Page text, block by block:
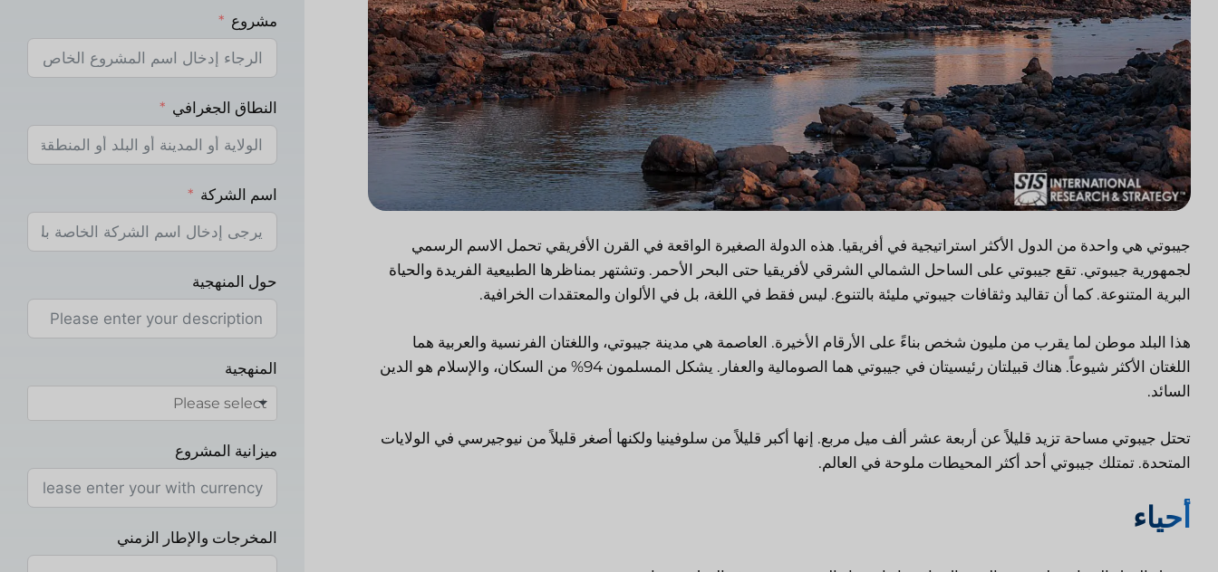
جيبوتي هي واحدة من الدول الأكثر استراتيجية في أفريقيا. هذه الدولة الصغيرة الواقعة في القرن الأفريقي تحمل الاسم الرسمي
لجمهورية جيبوتي. تقع جيبوتي على الساحل الشمالي الشرقي لأفريقيا حتى البحر الأحمر. وتشتهر بمناظرها الطبيعية الفريدة والحياة
البرية المتنوعة. كما أن تقاليد وثقافات جيبوتي مليئة بالتنوع. ليس فقط في اللغة، بل في الألوان والمعتقدات الخرافية.
هذا البلد موطن لما يقرب من مليون شخص بناءً على الأرقام الأخيرة. العاصمة هي مدينة جيبوتي، واللغتان الفرنسية والعربية هما
اللغتان الأكثر شيوعاً. هناك قبيلتان رئيسيتان في جيبوتي هما الصومالية والعفار. يشكل المسلمون 94% من السكان، والإسلام هو الدين
السائد.
تحتل جيبوتي مساحة تزيد قليلاً عن أربعة عشر ألف ميل مربع. إنها أكبر قليلاً من سلوفينيا ولكنها أصغر قليلاً من نيوجيرسي في الولايات
المتحدة. تمتلك جيبوتي أحد أكثر المحيطات ملوحة في العالم.
أحياء
مشروع
النطاق الجغرافي
اسم الشركة
حول المنهجية
المنهجية
ميزانية المشروع
المخرجات والإطار الزمني